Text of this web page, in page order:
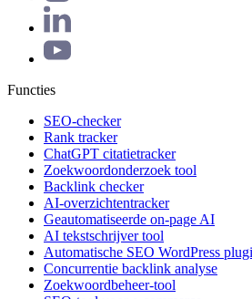
Functies
SEO-checker
Rank tracker
ChatGPT citatietracker
Zoekwoordonderzoek tool
Backlink checker
AI-overzichtentracker
Geautomatiseerde on-page AI
AI tekstschrijver tool
Automatische SEO WordPress
Concurrentie backlink analyse
Zoekwoordbeheer-tool